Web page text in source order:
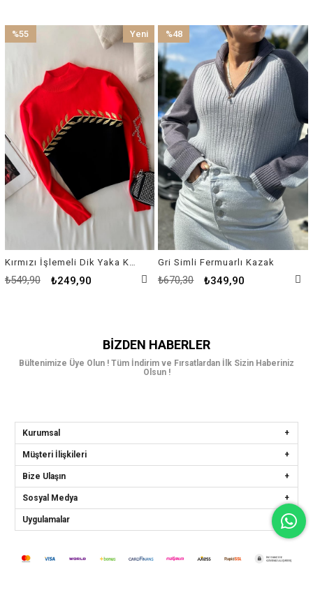
₺249,90
₺549,90
%55
%55İndirim
Yeni
Gri Simli Fermuarlı Kazak
₺349,90
₺670,30
%48
İndirim
%48İndirim
BIZDEN HABERLER
Bültenimize Üye Olun ! Tüm İndirim ve Fırsatlardan İlk Sizin Haberiniz
Olsun !
Kurumsal
Müşteri İlişkileri
Bize Ulaşın
Sosyal Medya
Uygulamalar